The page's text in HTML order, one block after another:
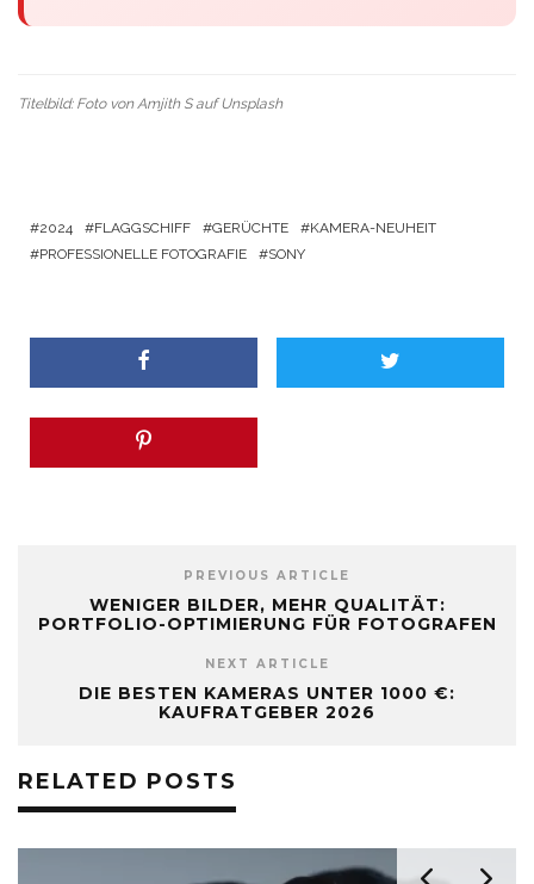
Titelbild: Foto von Amjith SaufUnsplash
2024 FLAGGSCHIFF GERÜCHTE
KAMERA-NEUHEIT
PROFESSIONELLE FOTOGRAFIE
SONY
PREVIOUS ARTICLE
WENIGER BILDER, MEHR QUALITÄT:
PORTFOLIO-OPTIMIERUNG FÜR FOTOGRAFEN
NEXT ARTICLE
DIE BESTEN KAMERAS UNTER 1000 €:
KAUFRATGEBER 2026
RELATED POSTS